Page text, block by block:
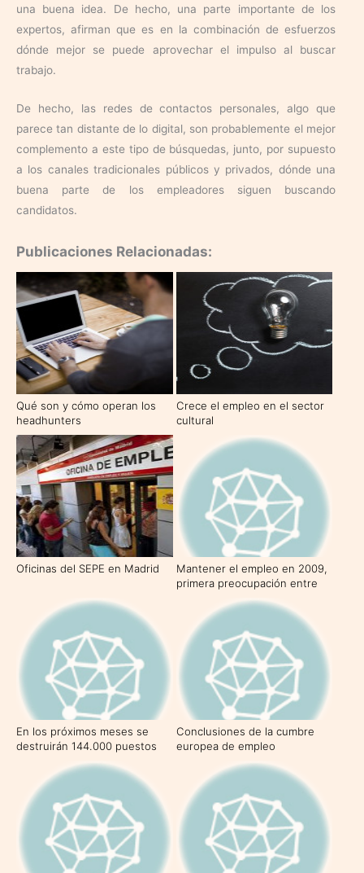
una buena idea. De hecho, una parte importante de los
expertos, afirman que es en la combinación de esfuerzos
dónde mejor se puede aprovechar el impulso al buscar
trabajo.
De hecho, las redes de contactos personales, algo que
parece tan distante de lo digital, son probablemente el mejor
complemento a este tipo de búsquedas, junto, por supuesto
a los canales tradicionales públicos y privados, dónde una
buena parte de los empleadores siguen buscando
candidatos.
Publicaciones Relacionadas:
Qué son y cómo operan los
headhunters
Crece el empleo en el sector
cultural
Oficinas del SEPE en Madrid
Mantener el empleo en 2009,
primera preocupación entre
En los próximos meses se
destruirán 144.000 puestos
Conclusiones de la cumbre
europea de empleo